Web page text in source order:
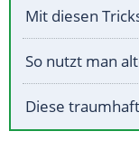
Mit diesen
So nutzt man
Diese